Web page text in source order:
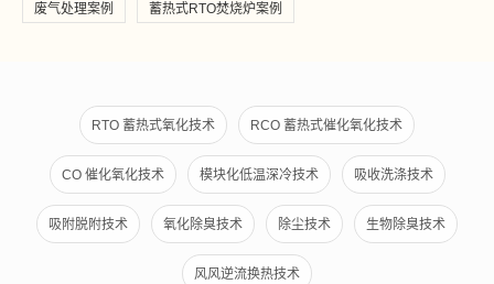
废气处理案例 蓄热式RTO焚烧炉案例
RTO 蓄热式氧化技术 RCO 蓄热式催化氧化技术
CO 催化氧化技术 模块化低温深冷技术 吸收洗涤技术
吸附脱附技术 氧化除臭技术 除尘技术 生物除臭技术
风风逆流换热技术